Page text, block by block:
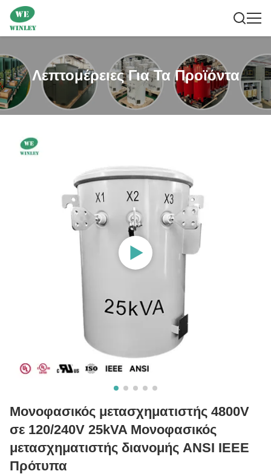
Λεπτομέρειες Για Τα Προϊόντα
Μονοφασικός μετασχηματιστής 4800V
σε 120/240V 25kVA Μονοφασικός
μετασχηματιστής διανομής ANSI IEEE
Πρότυπα